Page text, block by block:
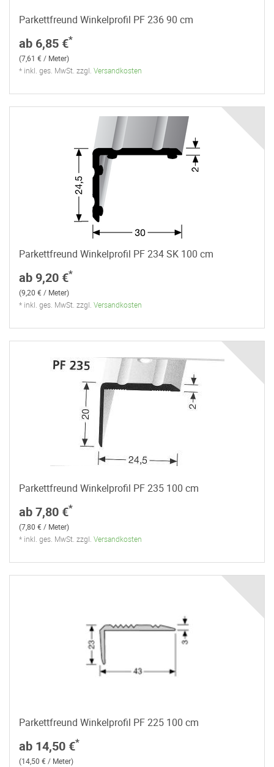
Parkettfreund Winkelprofil PF 236 90 cm
ab 6,85 €*
(7,61 € / Meter)
* inkl. ges. MwSt. zzgl. Versandkosten
Parkettfreund Winkelprofil PF 234 SK 100 cm
ab 9,20 €*
(9,20 € / Meter)
* inkl. ges. MwSt. zzgl. Versandkosten
Parkettfreund Winkelprofil PF 235 100 cm
ab 7,80 €*
(7,80 € / Meter)
* inkl. ges. MwSt. zzgl. Versandkosten
Parkettfreund Winkelprofil PF 225 100 cm
ab 14,50 €*
(14,50 € / Meter)